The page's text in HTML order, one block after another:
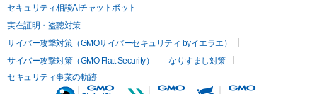
セキュリティ相談AIチャットボット
実在証明・盗聴対策
サイバー攻撃対策（GMOサイバーセキュリティ byイエラエ）
サイバー攻撃対策（GMO Flatt Security）
なりすまし対策
セキュリティ事業の軌跡